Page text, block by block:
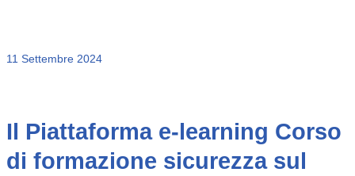
11 Settembre 2024
Il Piattaforma e-learning Corso
di formazione sicurezza sul